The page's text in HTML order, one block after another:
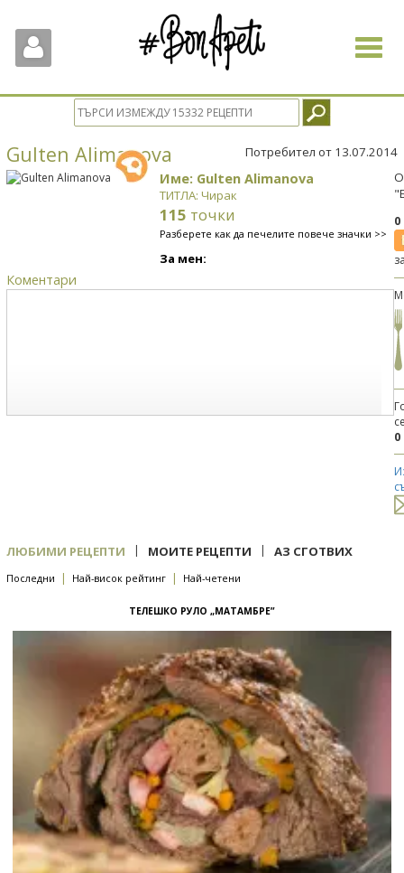
Toggle
Gulten Alimanova Потребител от 13.07.2014
Име: Gulten Alimanova
ТИТЛА: Чирак
115 точки
Разберете как да печелите повече значки >>
За мен:
Коментари
0
ЛЮБИМИ РЕЦЕПТИ | МОИТЕ РЕЦЕПТИ | АЗ СГОТВИХ
Последни | Най-висок рейтинг | Най-четени
ТЕЛЕШКО РУЛО „МАТАМБРЕ”